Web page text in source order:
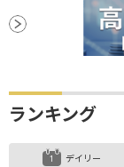
ランキング
デイリー